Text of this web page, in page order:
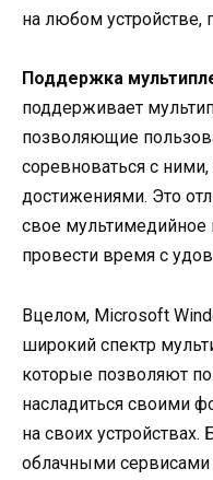
на любом устройстве,
Поддержка
поддерживает
позволяющие
соревноваться с
достижениями. Это
свое
провести время с
Вцелом, Microsoft
широкий спектр
которые позволяют
насладиться своими
на своих устройствах.
облачными